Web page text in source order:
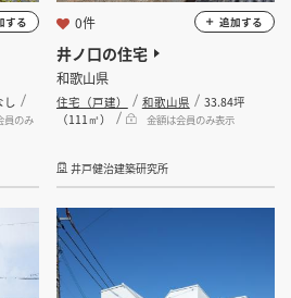
し
員のみ
する
井ノ口の住宅
和歌山県
住宅（戸建） 和歌山県
33.84坪
（111㎡）
金額は会員のみ表示
井戸健治建築研究所
0件 追加する